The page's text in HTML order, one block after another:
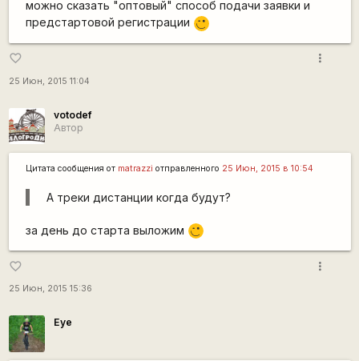
можно сказать "оптовый" способ подачи заявки и
предстартовой регистрации
;)
favorite_border
25 Июн, 2015 11:04
more_vert
votodef
Автор
Цитата сообщения от matrazzi отправленного 25 Июн, 2015 в 10:54
А треки дистанции когда будут?
за день до старта выложим ;)
favorite_border
25 Июн, 2015 15:36
more_vert
Eye